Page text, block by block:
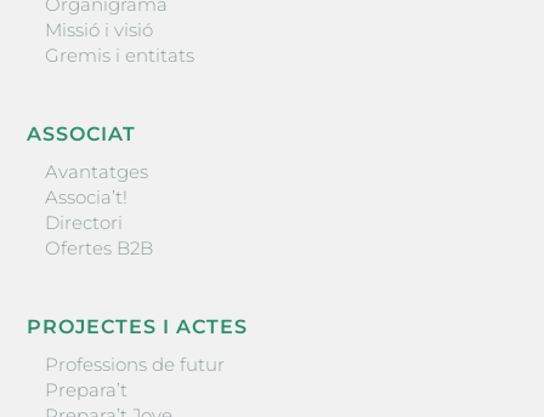
Missió i visió
Gremis i entitats
ASSOCIAT
Avantatges
Associa’t!
Directori
Ofertes B2B
PROJECTES I ACTES
Professions de futur
Prepara’t